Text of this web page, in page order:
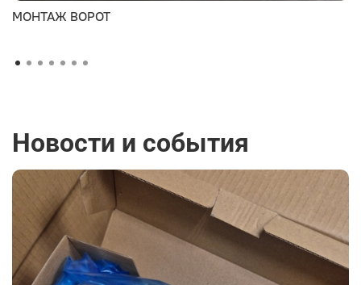
МОНТАЖ ВОРОТ
Новости и события